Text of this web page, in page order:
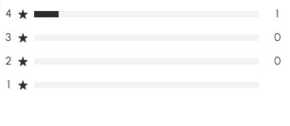
1
2 0
3 0
4 1